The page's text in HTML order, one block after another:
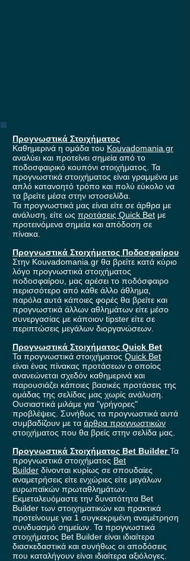
Προγνωστικά Στοιχήματος
Καθημερινά η ομάδα του Kouvadomania.gr
αναλύει και προτείνει σημεία από το
ποδοσφαιρικό κουπόνι στοιχήματος. Τα
προγνωστικά στοιχήματος είναι γραμμένα με
απλό κατανοητό τρόπο και πολύ εύκολο να
τα βρείτε μέσα στην ιστοσελίδα.
Τα προγνωστικά μας είναι είτε σε άρθρα με
ανάλυση, είτε ως προτάσεις Quick Bet με
προτεινόμενα σημεία και απόδοση σε
πίνακα.
Προγνωστικά Στοιχήματος Ποδοσφαίρου
Στην Kouvadomania.gr θα βρείτε κατά κύριο
λόγο προγνωστικά στοιχήματος
ποδοσφαίρου, μας αρέσει το ποδόσφαιρο
περισσότερο από κάθε άλλο άθλημα,
παρόλα αυτά κάποιες φορές θα βρείτε και
προγνωστικά άλλων αθλημάτων είτε μέσο
συνεργασίας με κάποιον tipster είτε σε
περιπτώσεις μεγάλων διοργανώσεων.
Προγνωστικά Στοιχήματος Quick Bet
Τα προγνωστικά στοιχήματος Quick Bet
είναι ένας πίνακας προτάσεων ο οποίος
ανανεώνεται σχεδόν καθημερινά και
παρουσιάζει κάποιες βασικές προτάσεις της
ομάδας της σελίδας μας χωρίς ανάλυση.
Ουσιαστικά μιλάμε για "γρήγορες"
προβλέψεις. Συνήθως τα προγνωστικά αυτά
συμβαδίζουν με τα άρθρα προγνωστικών
στοιχήματος που θα βρείς στην σελίδα μας.
Προγνωστικά Στοιχήματος Bet BuilderΤα
προγνωστικά στοιχήματος Bet
Builder δίνονται κυρίως σε σπουδαίες
αναμετρήσεις είτε ενχώριες είτε μεγάλων
ευρωπαϊκών πρωταθλημάτων.
Εκμεταλευόμαστε την δυνατότητα Bet
Builder των στοιχηματικών και πρακτικά
προτείνουμε για 1 συγκεκριμένη αναμέτρηση
συνδυασμό σημείων. Τα προγνωστικά
στοιχήματος Bet Builder είναι ιδιαίτερα
διασκεδαστικά και συνήθως οι αποδόσεις
που καταλήγουν είναι ιδιαίτερα αξιόλογες.